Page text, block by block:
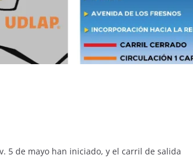
5 de mayo han iniciado, y el carril de salida